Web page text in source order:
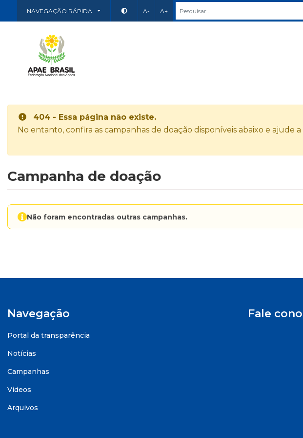
NAVEGAÇÃO RÁPIDA A- A+
404 - Essa página não existe.
No entanto, confira as campanhas de doação disponíveis abaixo e ajude a
Campanha de doação
Não foram encontradas outras campanhas.
Navegação
Portal da transparência
Notícias
Campanhas
Videos
Arquivos
Fale